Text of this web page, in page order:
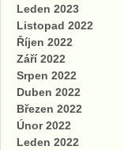
Leden 2023
Listopad 2022
Říjen 2022
Září 2022
Srpen 2022
Duben 2022
Březen 2022
Únor 2022
Leden 2022